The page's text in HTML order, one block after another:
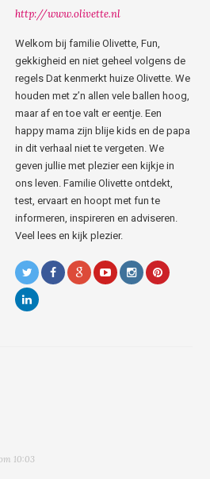
http://www.olivette.nl
Welkom bij familie Olivette, Fun,
gekkigheid en niet geheel volgens de
regels Dat kenmerkt huize Olivette. We
houden met z’n allen vele ballen hoog,
maar af en toe valt er eentje. Een
happy mama zijn blije kids en de papa
in dit verhaal niet te vergeten. We
geven jullie met plezier een kijkje in
ons leven. Familie Olivette ontdekt,
test, ervaart en hoopt met fun te
informeren, inspireren en adviseren.
Veel lees en kijk plezier.
10:03